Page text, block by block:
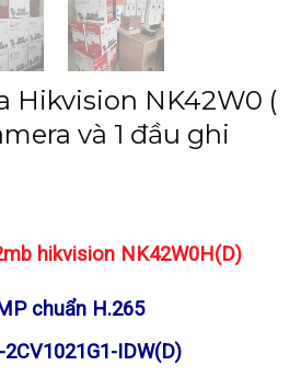
Hikvision NK42W0 (
và 1 đầu ghi
hikvision NK42W0H(D)
chuẩn H.265
IDW(D)